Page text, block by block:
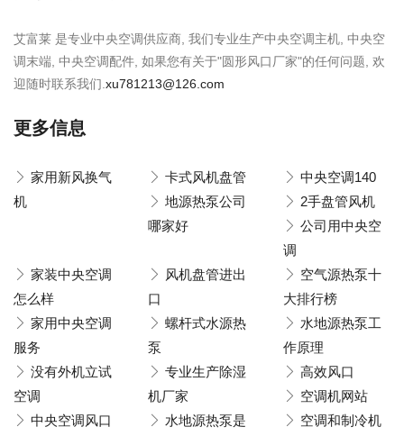
艾富莱 是专业中央空调供应商, 我们专业生产中央空调主机, 中央空
调末端, 中央空调配件, 如果您有关于"圆形风口厂家"的任何问题, 欢
迎随时联系我们. xu781213@126.com
更多信息
家用新风换气
机
卡式风机盘管
中央空调140
地源热泵公司
哪家好
2手盘管风机
公司用中央空
调
家装中央空调
怎么样
风机盘管进出
口
空气源热泵十
大排行榜
家用中央空调
服务
螺杆式水源热
泵
水地源热泵工
作原理
没有外机立试
空调
专业生产除湿
机厂家
高效风口
空调机网站
中央空调风口
水地源热泵是
空调和制冷机